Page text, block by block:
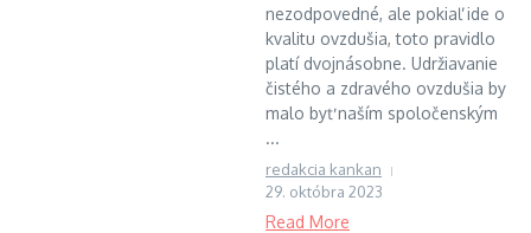
nezodpovedné, ale pokiaľ ide o
kvalitu ovzdušia, toto pravidlo
platí dvojnásobne. Udržiavanie
čistého a zdravého ovzdušia by
malo byť naším spoločenským
...
redakcia kankan
29. októbra 2023
Read More